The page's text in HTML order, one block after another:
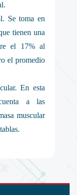
Se toma en
tienen una
el 17% al
el promedio
En esta
a las
muscular